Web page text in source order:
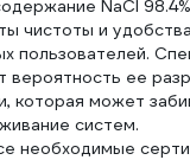
NaCl
чистоты и
пользователей.
вероятность ее
которая может
систем.
необходимые